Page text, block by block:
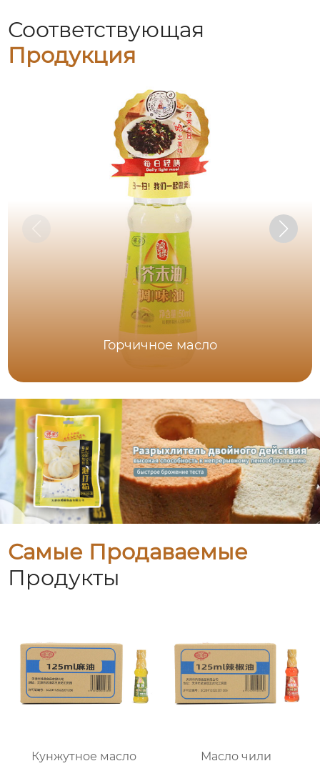
Соответствующая
Продукция
Горчичное масло
Самые Продаваемые
Продукты
Кунжутное масло Масло чили